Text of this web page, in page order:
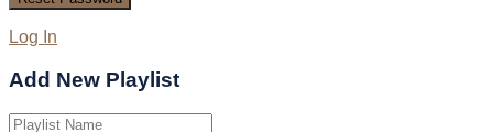
Log In
Add New Playlist